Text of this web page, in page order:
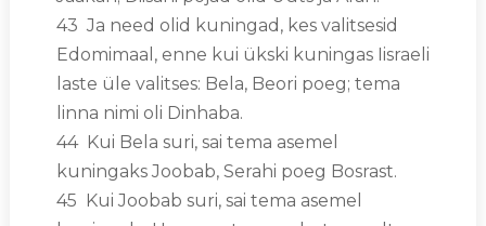
43 Ja need olid kuningad, kes valitsesid
Edomimaal, enne kui ükski kuningas Iisraeli
laste üle valitses: Bela, Beori poeg; tema
linna nimi oli Dinhaba.
44 Kui Bela suri, sai tema asemel
kuningaks Joobab, Serahi poeg Bosrast.
45 Kui Joobab suri, sai tema asemel